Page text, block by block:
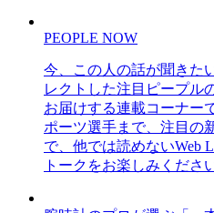
PEOPLE NOW
今、この人の話が聞きた
レクトした注目ピープル
お届けする連載コーナー
ポーツ選手まで、注目の
で、他では読めないWeb
トークをお楽しみくださ